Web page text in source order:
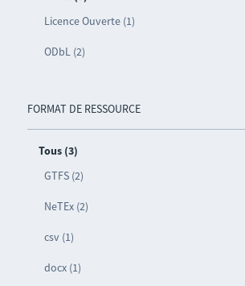
Licence Ouverte (1)
ODbL (2)
FORMAT DE RESSOURCE
Tous (3)
GTFS (2)
NeTEx (2)
csv (1)
docx (1)